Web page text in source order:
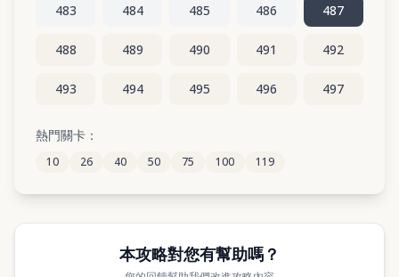
483 484 485 486 487
488 489 490 491 492
493 494 495 496 497
498
503 504 505 506
熱門關卡：
10 26 40 50 75 100 119
本攻略對您有幫助嗎？